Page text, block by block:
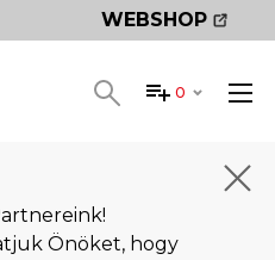
WEBSHOP
0
Önöket, hogy